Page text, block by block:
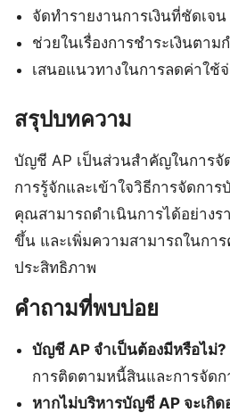
จัดทำรายงานการเงินที่ชัดเจน
ช่วยในเรื่องการชำระเงินตาม
เสนอแนวทางในการลดค่าใช้
สรุปบทความ
บัญชี AP เป็นส่วนสำคัญในการจั
การรู้จักและเข้าใจวิธีการจัดกา
คุณสามารถดำเนินการได้อย่าง
ขึ้น และเพิ่มความสามารถในกา
ประสิทธิภาพ
คำถามที่พบบ่อย
บัญชี AP จำเป็นต้องมีหรือไม่?
การติดตามหนี้สินและการจัดก
หากไม่บริหารบัญชี AP จะเกิด